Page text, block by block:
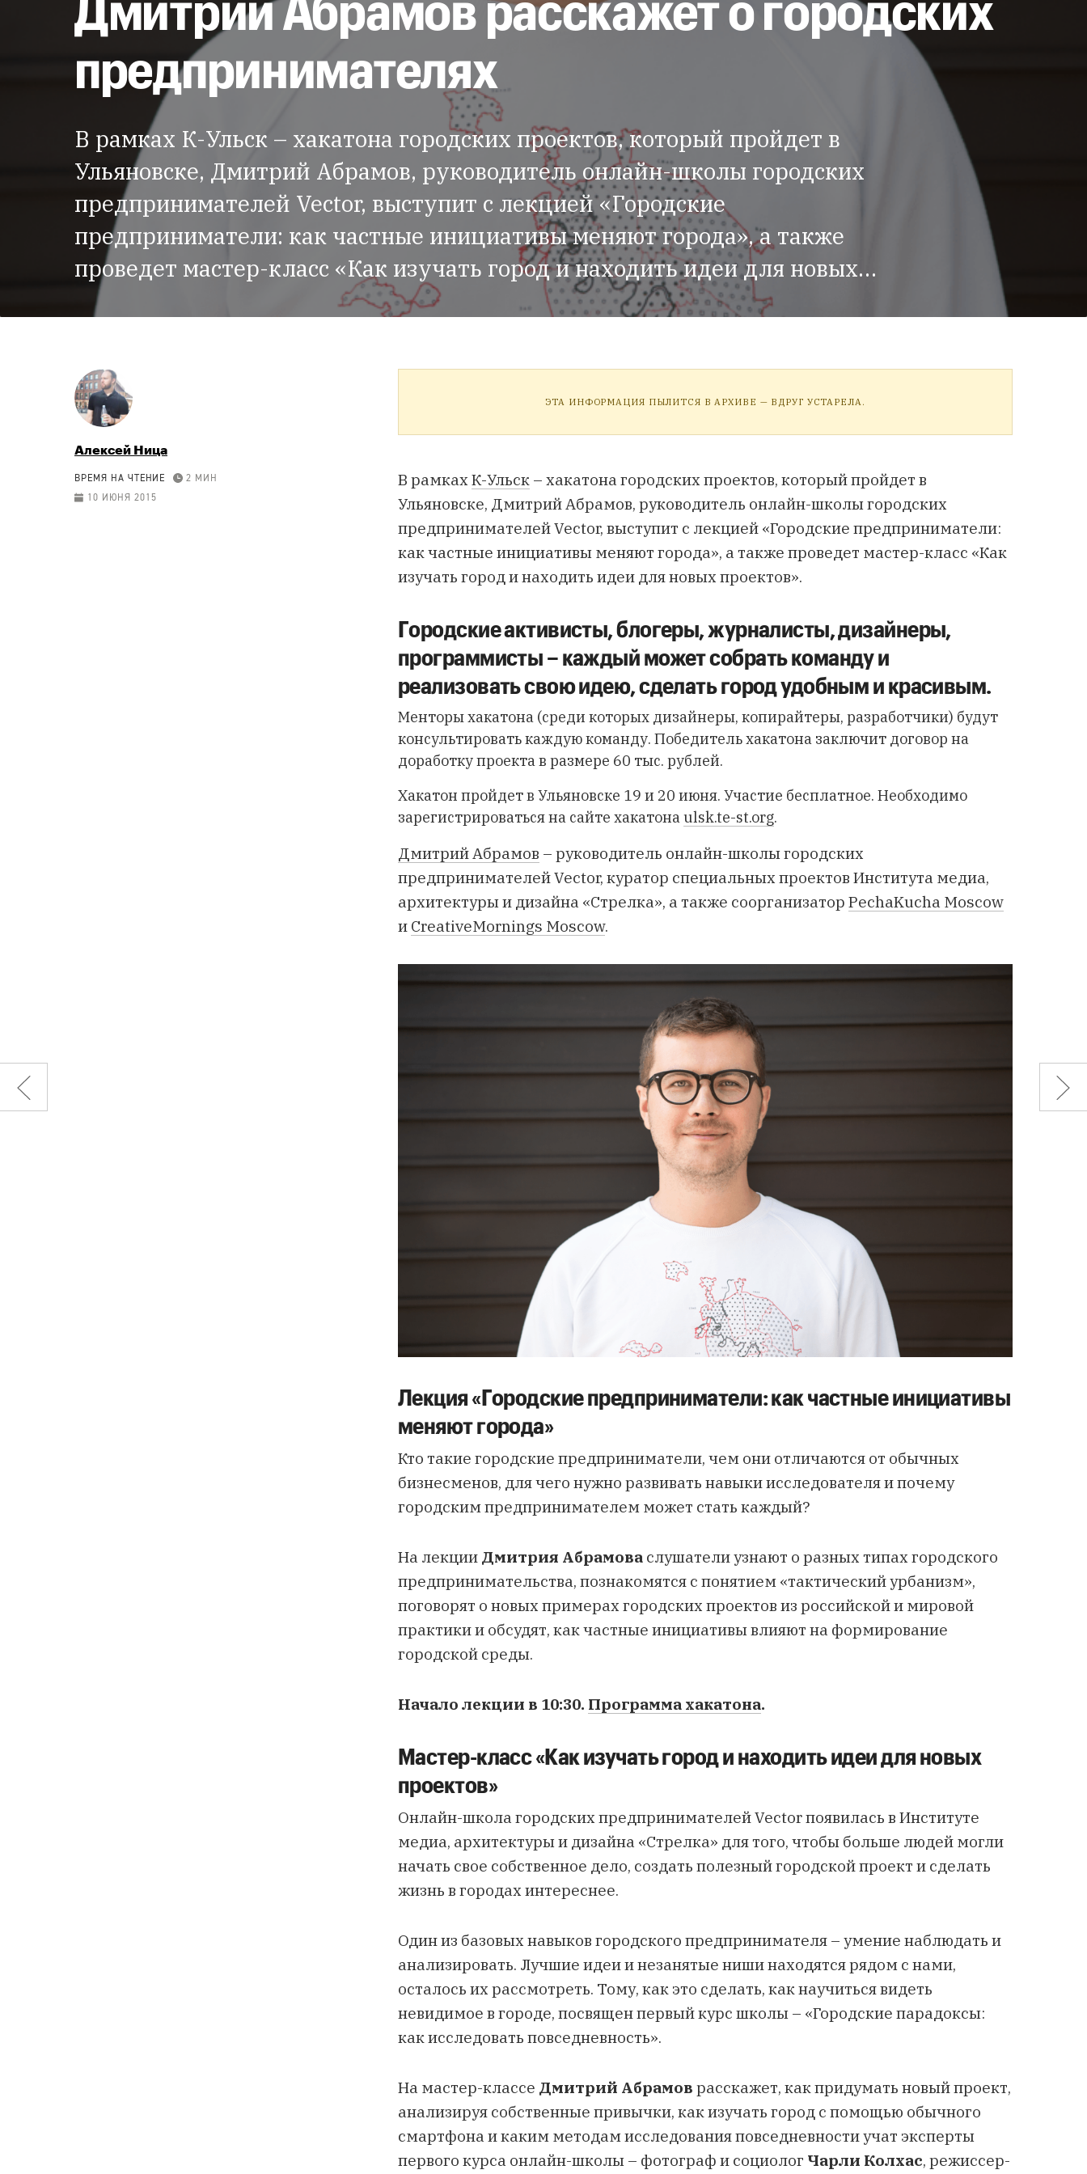
предпринимателях
В рамках К-Ульск – хакатона городских проектов, который пройдет в
Ульяновске, Дмитрий Абрамов, руководитель онлайн-школы городских
предпринимателей Vector, выступит с лекцией «Городские
предприниматели: как частные инициативы меняют города», а также
проведет мастер-класс «Как изучать город и находить идеи для новых…
Алексей Ница
ВРЕМЯ НА ЧТЕНИЕ
2 МИН
10 ИЮНЯ 2015
ЭТА ИНФОРМАЦИЯ ПЫЛИТСЯ В АРХИВЕ — ВДРУГ УСТАРЕЛА.
В рамках К-Ульск – хакатона городских проектов, который пройдет в
Ульяновске, Дмитрий Абрамов, руководитель онлайн-школы городских
предпринимателей Vector, выступит с лекцией «Городские предприниматели:
как частные инициативы меняют города», а также проведет мастер-класс «Как
изучать город и находить идеи для новых проектов».
Городские активисты, блогеры, журналисты, дизайнеры,
программисты – каждый может собрать команду и
реализовать свою идею, сделать город удобным и красивым.
Менторы хакатона (среди которых дизайнеры, копирайтеры, разработчики) будут
консультировать каждую команду. Победитель хакатона заключит договор на
доработку проекта в размере 60 тыс. рублей.
Хакатон пройдет в Ульяновске 19 и 20 июня. Участие бесплатное. Необходимо
зарегистрироваться на сайте хакатонаulsk.te-st.org.
Дмитрий Абрамов – руководитель онлайн-школы городских
предпринимателей Vector, куратор специальных проектов Института медиа,
архитектуры и дизайна «Стрелка», а также соорганизатор PechaKucha Moscow
и CreativeMornings Moscow.
Лекция «Городские предприниматели: как частные инициативы
меняют города»
Кто такие городские предприниматели, чем они отличаются от обычных
бизнесменов, для чего нужно развивать навыки исследователя и почему
городским предпринимателем может стать каждый?
На лекции Дмитрия Абрамова слушатели узнают о разных типах городского
предпринимательства, познакомятся с понятием «тактический урбанизм»,
поговорят о новых примерах городских проектов из российской и мировой
практики и обсудят, как частные инициативы влияют на формирование
городской среды.
Начало лекции в 10:30. Программа хакатона.
Мастер-класс «Как изучать город и находить идеи для новых
проектов»
Онлайн-школа городских предпринимателей Vector появилась в Институте
медиа, архитектуры и дизайна «Стрелка» для того, чтобы больше людей могли
начать свое собственное дело, создать полезный городской проект и сделать
жизнь в городах интереснее.
Один из базовых навыков городского предпринимателя – умение наблюдать и
анализировать. Лучшие идеи и незанятые ниши находятся рядом с нами,
осталось их рассмотреть. Тому, как это сделать, как научиться видеть
невидимое в городе, посвящен первый курс школы – «Городские парадоксы:
как исследовать повседневность».
На мастер-классе Дмитрий Абрамов расскажет, как придумать новый проект,
анализируя собственные привычки, как изучать город с помощью обычного
смартфона и каким методам исследования повседневности учат эксперты
первого курса онлайн-школы – фотограф и социолог Чарли Колхас, режиссер-